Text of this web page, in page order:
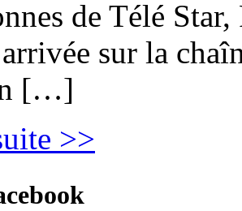
de Télé
sur la
[…]
>>